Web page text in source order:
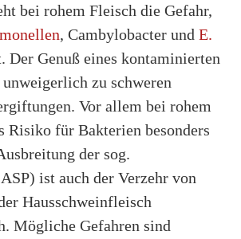
bei rohem Fleisch die Gefahr,
, Cambylobacter und E.
Der Genuß eines kontaminierten
zu schweren
Vor allem bei rohem
Risiko für Bakterien besonders
der sog.
ist auch der Verzehr von
Hausschweinfleisch
Mögliche Gefahren sind